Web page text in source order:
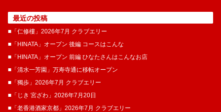
最近の投稿
■「仁修樓」2026年7月 クラブエリー
■「HINATA」オープン 後編 コースはこんな
■「HINATA」オープン 前編 ひなたさんはこんなお店
■「清水一芳園」万寿寺通に移転オープン
■「獨歩」2026年7月 クラブエリー
■「じき 宮ざわ」2026年7月20日
■「老香港酒家京都」2026年7月 クラブエリー